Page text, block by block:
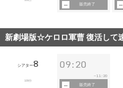
販売終了
新劇場版☆ケロロ軍曹 復活して
シアター8
109分
09:20
~11:20
販売終了